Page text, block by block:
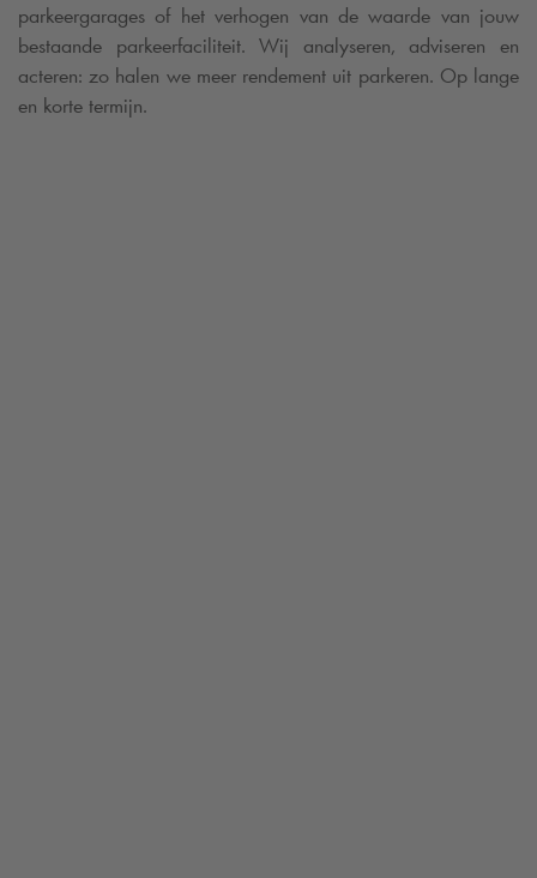
parkeergarages of het verhogen van de waarde van jouw
bestaande parkeerfaciliteit. Wij analyseren, adviseren en
acteren: zo halen we meer rendement uit parkeren. Op lange
en korte termijn.